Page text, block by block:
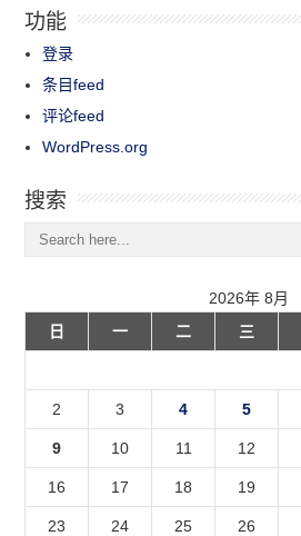
功能
登录
条目feed
评论feed
WordPress.org
搜索
2026年 8月
日
一 二 三
2 3 4 5
9 10 11 12
16 17 18 19
23 24 25 26